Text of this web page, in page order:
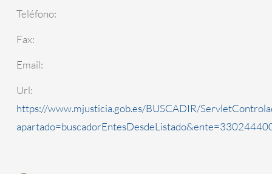
Teléfono:
Fax:
Email:
Url:
https://www.mjusticia.gob.es/BUSCADIR/